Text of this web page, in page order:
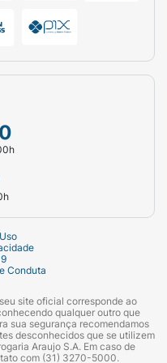
Sodium Methyl
taurato de sódio,
EDTA/edetato
acetato de
crianças. Deve
sob sua
com os olhos.
com os
em
médico. Não usar
o uso e
em local
direta. Este
Conduta
site oficial corresponde ao
qualquer outro que
sua segurança recomendamos
desconhecidos que se utilizem
Araujo S.A. Em caso de
com (31) 3270-5000.